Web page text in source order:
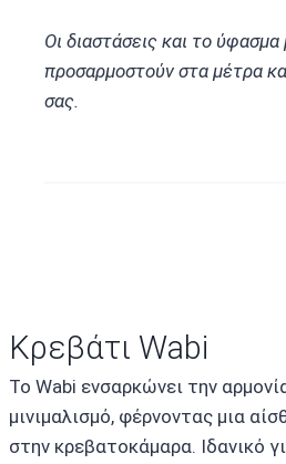
Οι διαστάσεις και το
προσαρμοστούν στα μέτρα
σας.
Κρεβάτι Wabi
Το Wabi ενσαρκώνει την
μινιμαλισμό, φέρνοντας μια
στην κρεβατοκάμαρα. Ιδανικό